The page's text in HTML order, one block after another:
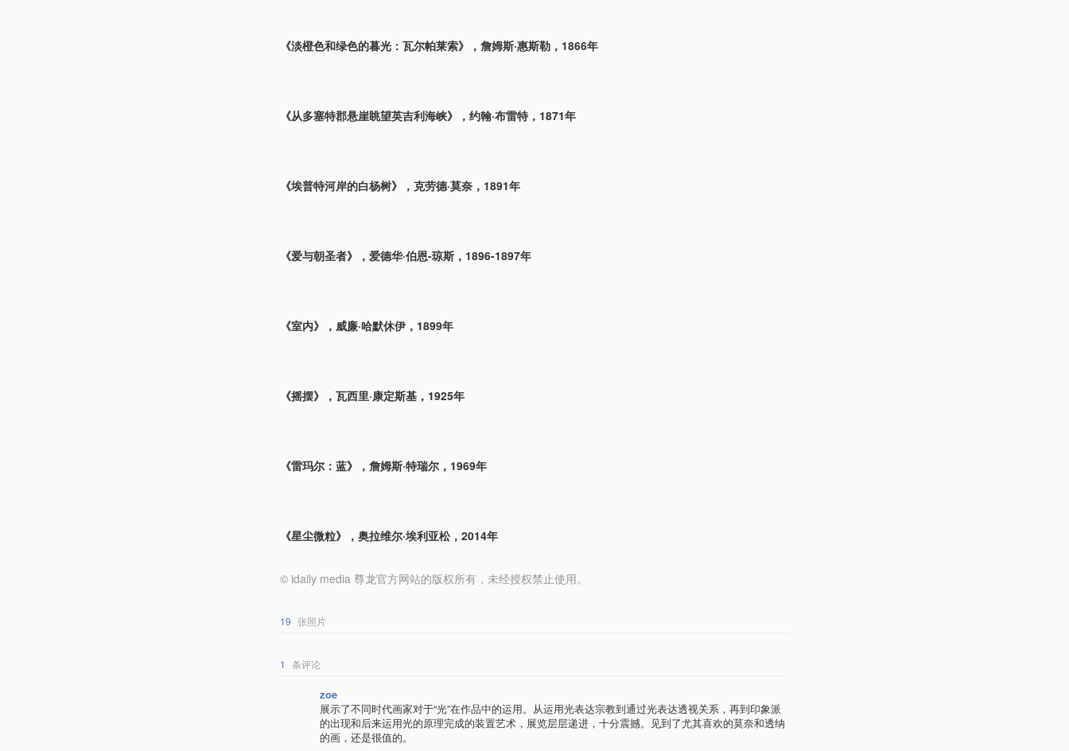
《淡橙色和绿色的暮光：瓦尔帕莱索》，詹姆斯·惠斯勒，1866年
《从多塞特郡悬崖眺望英吉利海峡》，约翰·布雷特，1871年
《埃普特河岸的白杨树》，克劳德·莫奈，1891年
《爱与朝圣者》，爱德华·伯恩-琼斯，1896-1897年
《室内》，威廉·哈默休伊，1899年
《摇摆》，瓦西里·康定斯基，1925年
《雷玛尔：蓝》，詹姆斯·特瑞尔，1969年
《星尘微粒》，奥拉维尔·埃利亚松，2014年
© idaily media 尊龙官方网站的版权所有，未经授权禁止使用。
19 张照片
1 条评论
zoe
展示了不同时代画家对于“光”在作品中的运用。从运用光表达宗教到通过光表达透视关系，再到印象派
的出现和后来运用光的原理完成的装置艺术，展览层层递进，十分震撼。见到了尤其喜欢的莫奈和透纳
的画，还是很值的。